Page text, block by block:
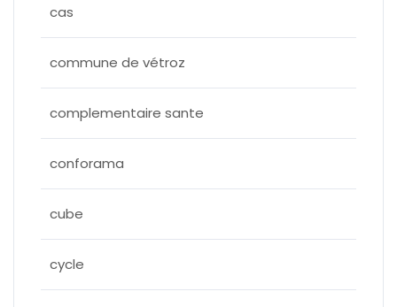
cas
commune de vétroz
complementaire sante
conforama
cube
cycle